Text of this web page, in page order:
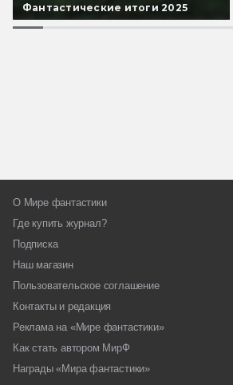
Фантастические итоги 2025
О Мире фантастики
Где купить журнал?
Подписка
Наш магазин
Пользовательское соглашение
Контакты и редакция
Реклама на «Мире фантастики»
Как стать автором МирФ
Награды «Мира фантастики»